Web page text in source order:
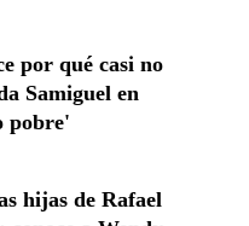
por qué casi no
Samiguel en
pobre'
hijas de Rafael